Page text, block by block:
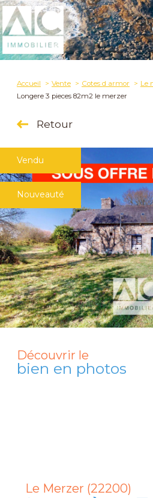
Accueil 0 fr
Accueil Vente Cotes d armor Le
Longere 3 pieces 82m2 le merzer
Retour
Vendu
Nouveauté
Découvrir le
bien en photos
Le Merzer (22200)